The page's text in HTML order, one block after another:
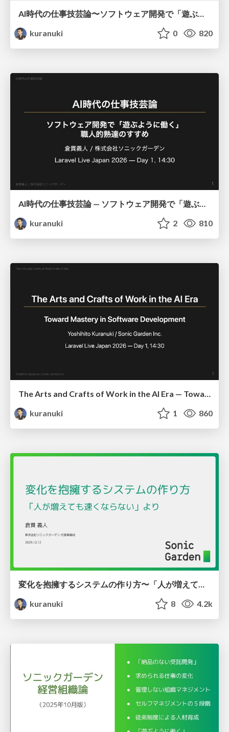
kuranuki
0 820
AI時代の仕事技芸論 — ソフトウェア開発で「遊ぶように働く」職人的熟達のすすめ
kuranuki
2 810
The Arts and Crafts of Work in the AI Era — Toward Mastery in Software Development
kuranuki
1 860
変化を抱擁するシステムの作り方〜「人が増えても速くならない」より
kuranuki
8 4.2k